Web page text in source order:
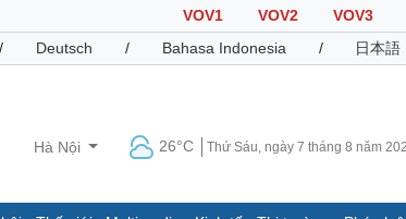
VOV1 VOV2 VOV3
/ Deutsch / Bahasa Indonesia / 日本語
Hà Nội 26°C Thứ Sáu, ngày 7 tháng 8 năm